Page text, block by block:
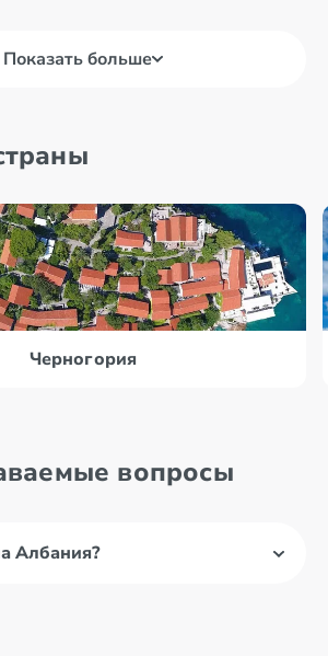
Показать больше
Черногория
вопросы
Албания?